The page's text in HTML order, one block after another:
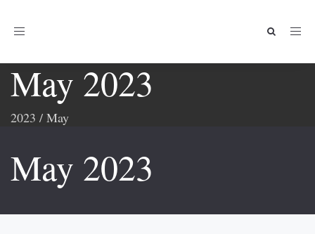
Toggle
May 2023
2023 / May
May 2023